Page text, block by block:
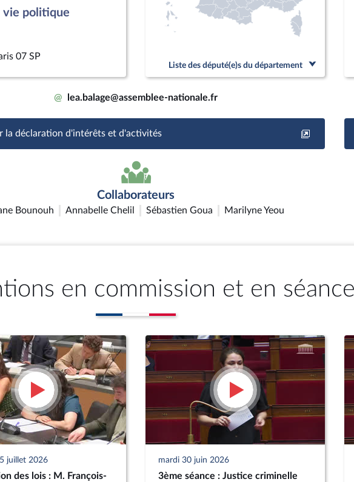
vie politique
07 SP
Liste des député(e)s du département
@ lea.balage@assemblee-nationale.fr
la déclaration d'intérêts et d'activités
Collaborateurs
Bounouh Annabelle Chelil Sébastien Goua Marilyne Yeou
en commission et en séance
juillet 2026
des lois : M. François-
mardi 30 juin 2026
3ème séance : Justice criminelle